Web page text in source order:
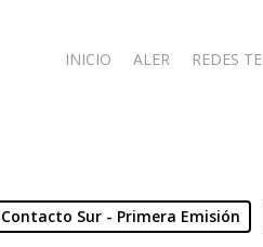
INICIO ALER REDES
Contacto Sur - Primera Emisión